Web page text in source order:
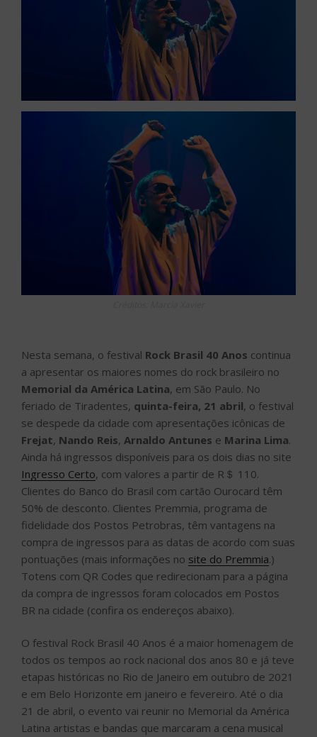
Nesta semana, o festival Rock Brasil 40 Anos continua
a apresentar os maiores nomes do rock brasileiro no
Memorial da América Latina, em São Paulo. No
feriado de Tiradentes, quinta-feira, 21 abril, o festival
se despede da cidade com apresentações icônicas de
Frejat, Nando Reis, Arnaldo Antunes e Marina Lima.
Ainda há ingressos disponíveis para os dois dias no site
Ingresso Certo, com valores a partir de R＄ 110.
Clientes do Banco do Brasil com cartão Ourocard têm
50% de desconto. Clientes Premmia, programa de
fidelidade dos Postos Petrobras, têm vantagens na
compra de ingressos para as datas de acordo com suas
pontuações (mais informações no site do Premmia.)
Totens com QR Codes que redirecionam para a página
da compra de ingressos foram colocados em Postos
BR na cidade (confira os endereços abaixo).
O festival Rock Brasil 40 Anos é a maior homenagem de
todos os tempos ao rock nacional dos anos 80 e já teve
etapas históricas no Rio de Janeiro em outubro de 2021
e em Belo Horizonte em janeiro e fevereiro. Até o dia
21 de abril, o evento vai reunir no Memorial da América
Latina artistas e bandas que marcaram a cena musical